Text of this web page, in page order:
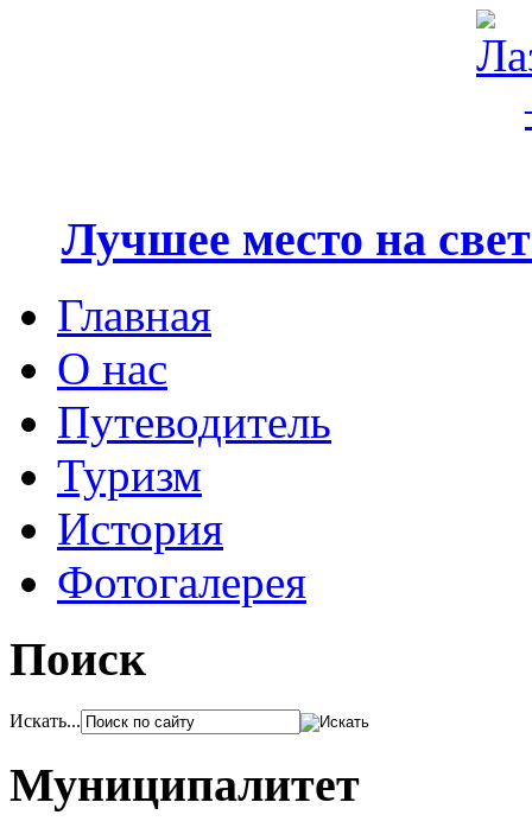
Лучшее место на
Главная
О нас
Путеводитель
Туризм
История
Фотогалерея
Поиск
Искать...
Муниципалитет